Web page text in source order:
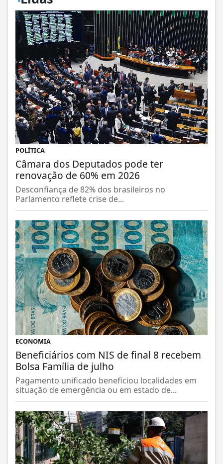
POLÍTICA
Câmara dos Deputados pode ter
renovação de 60% em 2026
Desconfiança de 82% dos brasileiros no
Parlamento reflete crise de...
ECONOMIA
Beneficiários com NIS de final 8 recebem
Bolsa Família de julho
Pagamento unificado beneficiou localidades em
situação de emergência ou em estado de...